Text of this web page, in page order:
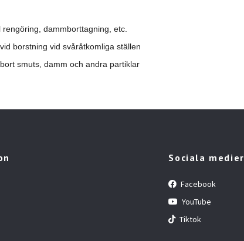
dammborttagning, etc.
borstning vid svåråtkomliga ställen
smuts, damm och andra partiklar
Sociala medier
Facebook
YouTube
Tiktok